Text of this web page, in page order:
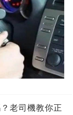
老司機教你正